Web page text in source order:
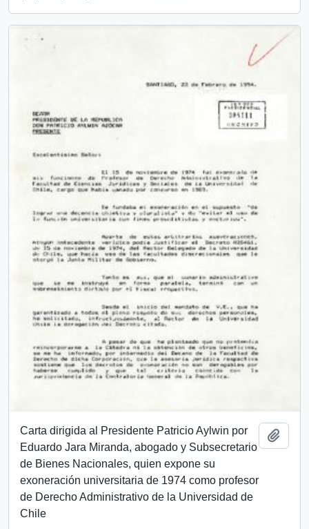
Carta dirigida al Presidente Patricio Aylwin por
Eduardo Jara Miranda, abogado y Subsecretario
de Bienes Nacionales, quien expone su
exoneración universitaria de 1974 como profesor
de Derecho Administrativo de la Universidad de
Chile